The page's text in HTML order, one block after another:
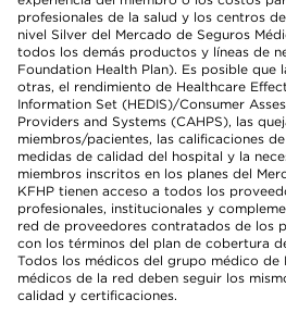
profesionales de la salud y los centros
nivel Silver del Mercado de Seguros
todos los demás productos y líneas de
Foundation Health Plan). Es posible que
otras, el rendimiento de Healthcare
Information Set (HEDIS)/Consumer
Providers and Systems (CAHPS), las
miembros/pacientes, las calificaciones
medidas de calidad del hospital y la
miembros inscritos en los planes del
KFHP tienen acceso a todos los
profesionales, institucionales y
red de proveedores contratados de los
con los términos del plan de cobertura
Todos los médicos del grupo médico de
médicos de la red deben seguir los
calidad y certificaciones.